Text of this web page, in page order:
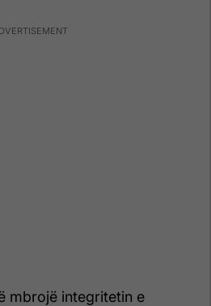
mbrojë integritetin e